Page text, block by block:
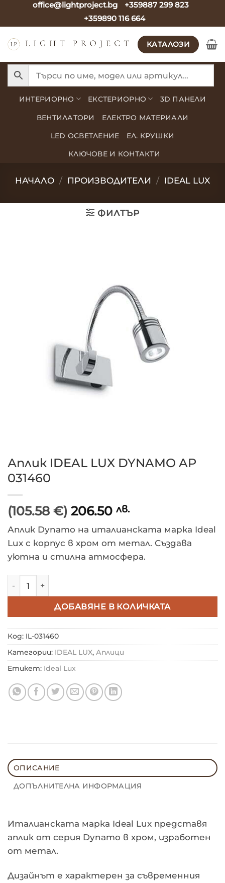
office@lightproject.bg
+359887 299 823
+359890 116 664
КАТАЛОЗИ
ИНТЕРИОРНО ЕКСТЕРИОРНО 3D ПАНЕЛИ
ВЕНТИЛАТОРИ ЕЛЕКТРО МАТЕРИАЛИ
LED ОСВЕТЛЕНИЕ ЕЛ. КРУШКИ
КЛЮЧОВЕ И КОНТАКТИ
НАЧАЛО / ПРОИЗВОДИТЕЛИ / IDEAL LUX
ФИЛТЪР
Аплик IDEAL LUX DYNAMO AP
031460
(105.58 €) 206.50 лв.
Аплик Dynamo на италианската марка Ideal
Lux с корпус в хром от метал. Създава
уютна и стилна атмосфера.
ДОБАВЯНЕ В КОЛИЧКАТА
Код: IL-031460
Категории: IDEAL LUX, Аплици
Етикет: Ideal Lux
ОПИСАНИЕ
ДОПЪЛНИТЕЛНА ИНФОРМАЦИЯ
Италианската марка Ideal Lux представя
аплик от серия Dynamo в хром, изработен
от метал.
Дизайнът е характерен за съвременния